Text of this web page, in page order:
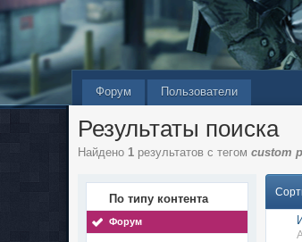
Форум Пользователи
Результаты поиска
Найдено 1 результатов с тегомcustom
По типу контента
Форум